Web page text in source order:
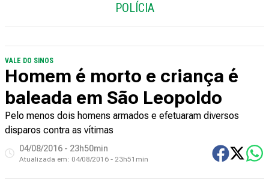
POLÍCIA
VALE DO SINOS
Homem é morto e criança é
baleada em São Leopoldo
Pelo menos dois homens armados e efetuaram diversos
disparos contra as vítimas
04/08/2016 - 23h50min
Atualizada em: 04/08/2016 - 23h51min